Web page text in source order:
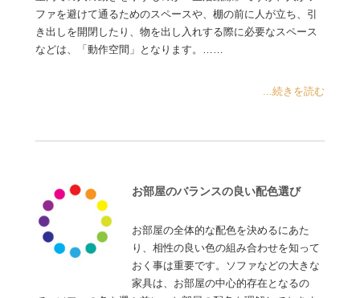
ファを避けて通るためのスペースや、棚の前に人が立ち、引
き出しを開閉したり、物を出し入れする際に必要なスペース
などは、「動作空間」となります。……
...続きを読む
お部屋のバランスの良い配色選び
お部屋の全体的な配色を決めるにあた
り、相性の良い色の組み合わせを知って
おく事は重要です。ソファなどの大きな
家具は、お部屋の中心的存在となるの